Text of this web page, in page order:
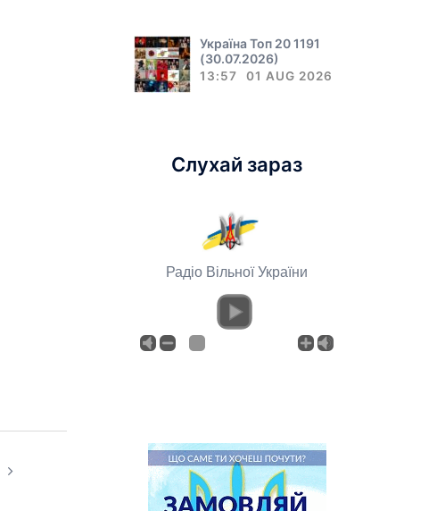
Україна Топ 20 1191
(30.07.2026)
13:57 01 AUG 2026
Слухай зараз
Радіо Вільної України